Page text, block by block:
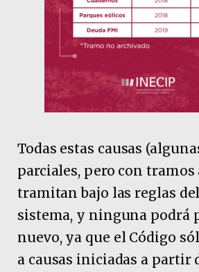
Todas estas causas
parciales, pero con
tramitan bajo las reglas
sistema, y ninguna podrá
nuevo, ya que el Código
a causas iniciadas a partir